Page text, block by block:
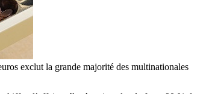
exclut la grande majorité des multinationales